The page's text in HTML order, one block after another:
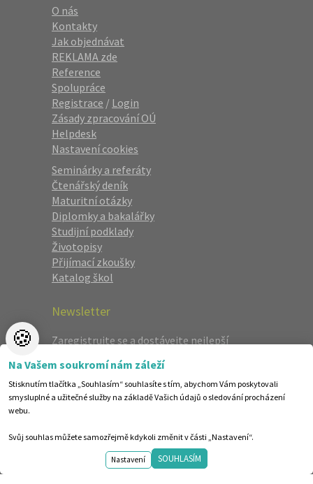
O nás
Kontakty
Jak objednávat
REKLAMA zde
Reference
Spolupráce
Registrace / Login
Zásady zpracování OÚ
Helpdesk
Nastavení cookies
Seminárky a referáty
Čtenářský deník
Maturitní otázky
Diplomky a bakalářky
Studijní podklady
Životopisy
Přijímací zkoušky
Katalog škol
Newsletter
Zaregistrujte se a dostávejte nejlepší
🍪
Na Vašem soukromí nám záleží
Stisknutím tlačítka „Souhlasím“ souhlasíte s tím, abychom Vám poskytovali
smysluplné a užitečné služby na základě Vašich údajů o sledování procházení
webu.
Svůj souhlas můžete samozřejmě kdykoli změnit v části „Nastavení“.
Nastavení SOUHLASÍM